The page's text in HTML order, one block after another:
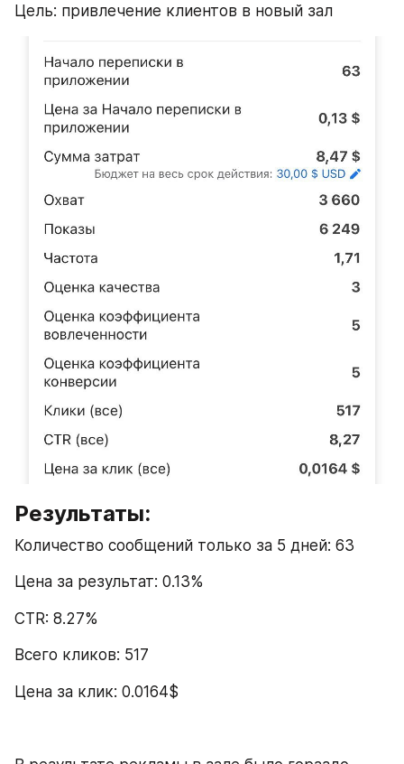
Цель: привлечение клиентов в новый зал
Результаты:
Количество сообщений только за 5 дней: 63
Цена за результат: 0.13%
CTR: 8.27%
Всего кликов: 517
Цена за клик: 0.0164$